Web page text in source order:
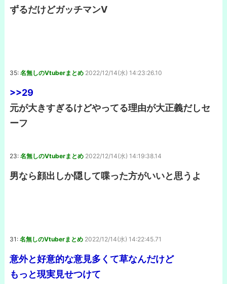
ずるだけどガッチマンV
35: 名無しのVtuberまとめ 2022/12/14(水) 14:23:26.10
>>29
元が大きすぎるけどやってる理由が大正義だしセ
ーフ
23: 名無しのVtuberまとめ 2022/12/14(水) 14:19:38.14
男なら顔出しか隠して喋った方がいいと思うよ
31: 名無しのVtuberまとめ 2022/12/14(水) 14:22:45.71
意外と好意的な意見多くて草なんだけど
もっと現実見せつけて